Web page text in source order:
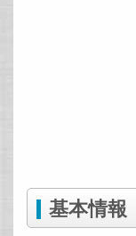
基本情報